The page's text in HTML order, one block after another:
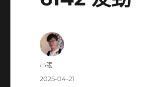
作
小張
發
2025-04-21